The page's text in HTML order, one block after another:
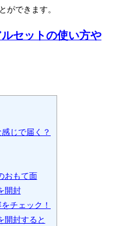
ができます。
セットの使い方や
じで届く？
おもて面
開封
チェック！
開封すると